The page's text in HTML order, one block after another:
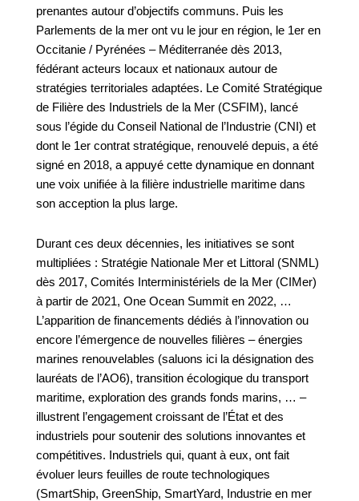
prenantes autour d’objectifs communs. Puis les
Parlements de la mer ont vu le jour en région, le 1er en
Occitanie / Pyrénées – Méditerranée dès 2013,
fédérant acteurs locaux et nationaux autour de
stratégies territoriales adaptées. Le Comité Stratégique
de Filière des Industriels de la Mer (CSFIM), lancé
sous l’égide du Conseil National de l’Industrie (CNI) et
dont le 1er contrat stratégique, renouvelé depuis, a été
signé en 2018, a appuyé cette dynamique en donnant
une voix unifiée à la filière industrielle maritime dans
son acception la plus large.
Durant ces deux décennies, les initiatives se sont
multipliées : Stratégie Nationale Mer et Littoral (SNML)
dès 2017, Comités Interministériels de la Mer (CIMer)
à partir de 2021, One Ocean Summit en 2022, …
L’apparition de financements dédiés à l’innovation ou
encore l’émergence de nouvelles filières – énergies
marines renouvelables (saluons ici la désignation des
lauréats de l’AO6), transition écologique du transport
maritime, exploration des grands fonds marins, … –
illustrent l’engagement croissant de l’État et des
industriels pour soutenir des solutions innovantes et
compétitives. Industriels qui, quant à eux, ont fait
évoluer leurs feuilles de route technologiques
(SmartShip, GreenShip, SmartYard, Industrie en mer